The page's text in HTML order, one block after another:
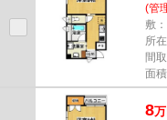
(管
敷
所
間
面
8万